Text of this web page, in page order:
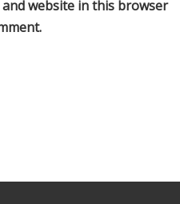
and website in this browser